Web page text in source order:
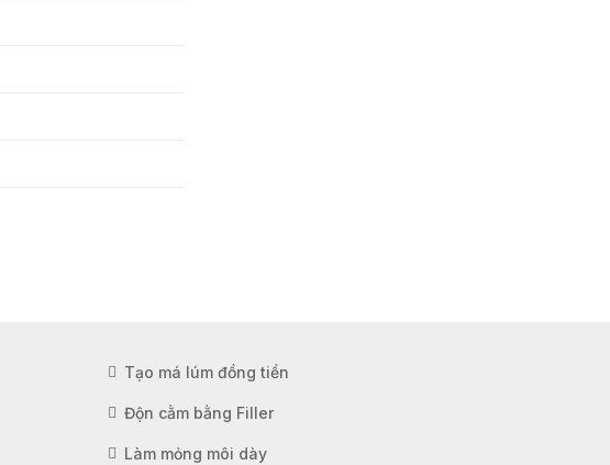
Tạo má lúm đồng tiền
Độn cằm bằng Filler
Làm mỏng môi dày